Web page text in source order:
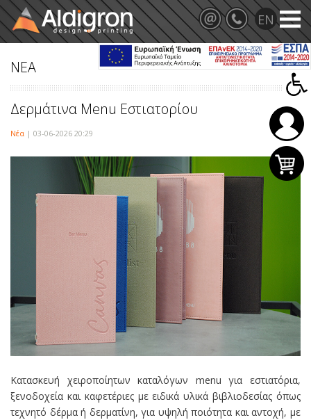
ΝΕΑ
Δερμάτινα Menu Εστιατορίου
Νέα | 03-06-2026 20:29
Κατασκευή χειροποίητων καταλόγων menu για εστιατόρια,
ξενοδοχεία και καφετέριες με ειδικά υλικά βιβλιοδεσίας όπως
τεχνητό δέρμα ή δερματίνη, για υψηλή ποιότητα και αντοχή, με